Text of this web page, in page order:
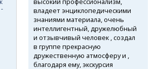
владеет энциклопедическими
знаниями материала, очень
интеллигентный, дружелюбный
и отзывчивый человек , создал
в группе прекрасную
дружественную атмосферу и ,
благодаря ему, экскурсия